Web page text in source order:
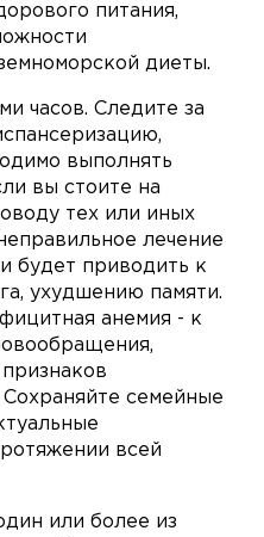
питания,
диеты.
часов. Следите за
выполнять
вы стоите на
тех или иных
лечение
будет приводить к
ухудшению памяти.
анемия - к
семейные
всей
или более из